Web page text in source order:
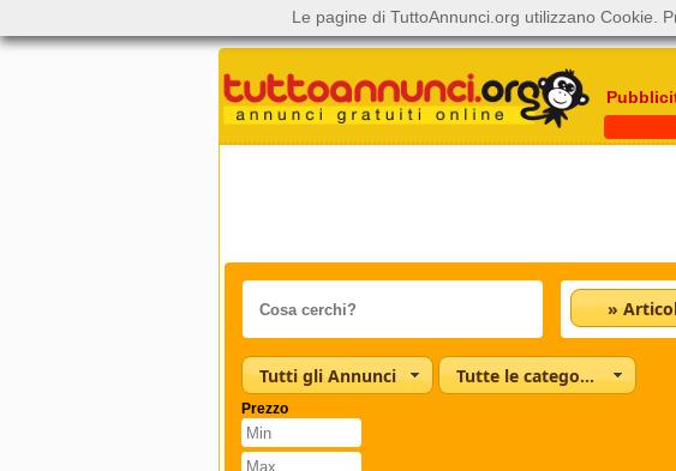
»
Tutti gli Annunci Tutte le categorie
Prezzo
Le pagine di TuttoAnnunci.org utilizzano Cookie.